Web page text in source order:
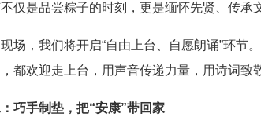
仅是品尝粽子的时刻，更是缅怀先贤、传承
场，我们将开启“自由上台、自愿朗诵”环
都欢迎走上台，用声音传递力量，用诗词致
巧手制垫，把“安康”带回家